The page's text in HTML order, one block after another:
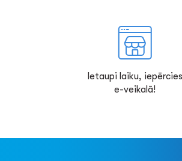
Ietaupi laiku, iepērcies
e-veikalā!